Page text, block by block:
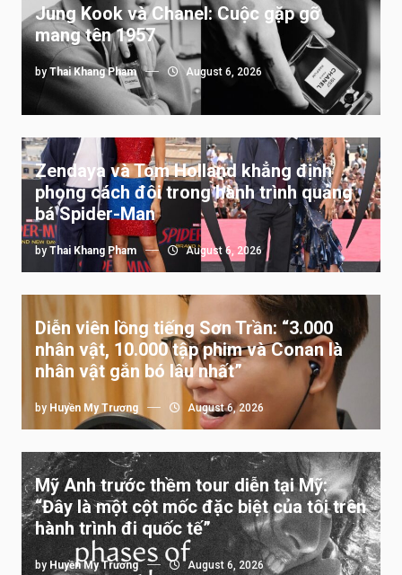
Jung Kook và Chanel: Cuộc gặp gỡ
mang tên 1957
by Thai Khang Pham August 6, 2026
Zendaya và Tom Holland khẳng định
phong cách đôi trong hành trình quảng
bá Spider-Man
by Thai Khang Pham August 6, 2026
Diễn viên lồng tiếng Sơn Trần: “3.000
nhân vật, 10.000 tập phim và Conan là
nhân vật gắn bó lâu nhất”
by Huyền My Trương August 6, 2026
Mỹ Anh trước thềm tour diễn tại Mỹ:
“Đây là một cột mốc đặc biệt của tôi trên
hành trình đi quốc tế”
by Huyền My Trương August 6, 2026